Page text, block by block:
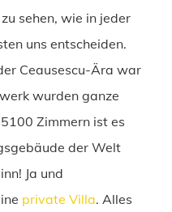
sehen, wie in jeder
uns entscheiden.
Ceausescu-Ära war
wurden ganze
Zimmern ist es
der Welt
Ja und
private Villa. Alles